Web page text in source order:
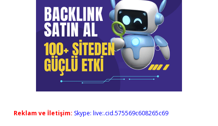
Reklam ve İletişim: Skype: live:.cid.575569c608265c69